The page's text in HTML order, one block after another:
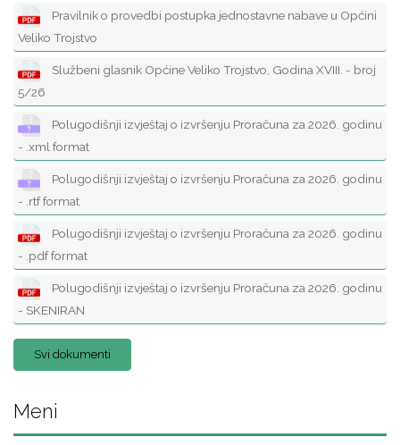
Pravilnik o provedbi postupka jednostavne nabave u Općini
Veliko Trojstvo
Službeni glasnik Općine Veliko Trojstvo, Godina XVIII. - broj
5/26
Polugodišnji izvještaj o izvršenju Proračuna za 2026. godinu
- .xml format
Polugodišnji izvještaj o izvršenju Proračuna za 2026. godinu
- .rtf format
Polugodišnji izvještaj o izvršenju Proračuna za 2026. godinu
- .pdf format
Polugodišnji izvještaj o izvršenju Proračuna za 2026. godinu
- SKENIRAN
Svi dokumenti
Meni